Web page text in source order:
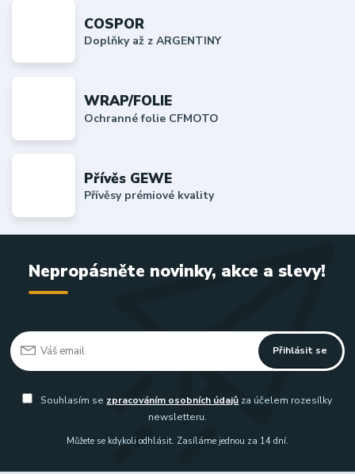
COSPOR
Doplňky až z ARGENTINY
WRAP/FOLIE
Ochranné folie CFMOTO
Přívěs GEWE
Přívěsy prémiové kvality
Nepropásněte novinky, akce a slevy!
Přihlásit se
Souhlasím se zpracováním osobních údajů za účelem rozesílky
newsletteru.
Můžete se kdykoli odhlásit. Zasíláme jednou za 14 dní.